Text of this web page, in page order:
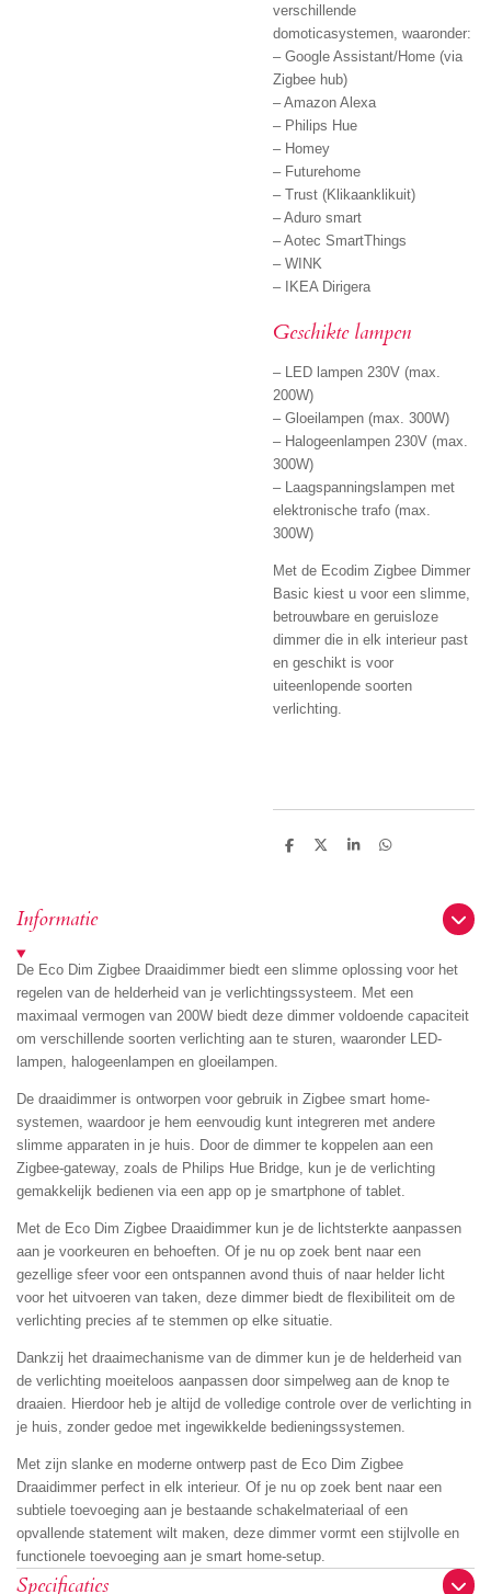
verschillende
domoticasystemen, waaronder:
– Google Assistant/Home (via
Zigbee hub)
– Amazon Alexa
– Philips Hue
– Homey
– Futurehome
– Trust (Klikaanklikuit)
– Aduro smart
– Aotec SmartThings
– WINK
– IKEA Dirigera
Geschikte lampen
– LED lampen 230V (max.
200W)
– Gloeilampen (max. 300W)
– Halogeenlampen 230V (max.
300W)
– Laagspanningslampen met
elektronische trafo (max.
300W)
Met de Ecodim Zigbee Dimmer
Basic kiest u voor een slimme,
betrouwbare en geruisloze
dimmer die in elk interieur past
en geschikt is voor
uiteenlopende soorten
verlichting.
D
D
S
D
Informatie
De Eco Dim Zigbee Draaidimmer biedt een slimme oplossing voor het
regelen van de helderheid van je verlichtingssysteem. Met een
maximaal vermogen van 200W biedt deze dimmer voldoende capaciteit
om verschillende soorten verlichting aan te sturen, waaronder LED-
lampen, halogeenlampen en gloeilampen.
De draaidimmer is ontworpen voor gebruik in Zigbee smart home-
systemen, waardoor je hem eenvoudig kunt integreren met andere
slimme apparaten in je huis. Door de dimmer te koppelen aan een
Zigbee-gateway, zoals de Philips Hue Bridge, kun je de verlichting
gemakkelijk bedienen via een app op je smartphone of tablet.
Met de Eco Dim Zigbee Draaidimmer kun je de lichtsterkte aanpassen
aan je voorkeuren en behoeften. Of je nu op zoek bent naar een
gezellige sfeer voor een ontspannen avond thuis of naar helder licht
voor het uitvoeren van taken, deze dimmer biedt de flexibiliteit om de
verlichting precies af te stemmen op elke situatie.
Dankzij het draaimechanisme van de dimmer kun je de helderheid van
de verlichting moeiteloos aanpassen door simpelweg aan de knop te
draaien. Hierdoor heb je altijd de volledige controle over de verlichting in
je huis, zonder gedoe met ingewikkelde bedieningssystemen.
Met zijn slanke en moderne ontwerp past de Eco Dim Zigbee
Draaidimmer perfect in elk interieur. Of je nu op zoek bent naar een
subtiele toevoeging aan je bestaande schakelmateriaal of een
opvallende statement wilt maken, deze dimmer vormt een stijlvolle en
functionele toevoeging aan je smart home-setup.
Specificaties